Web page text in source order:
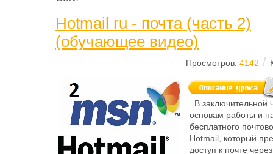
Hotmail ru - почта (часть 2)
(обучающее видео)
Просмотров: 4142 /
В заключительной
основам работы и
бесплатного
Hotmail, который
доступ к почте